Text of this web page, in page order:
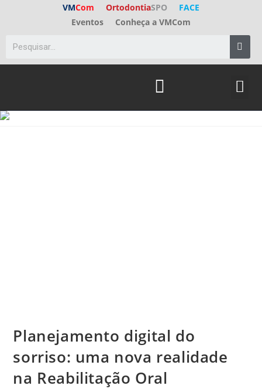
VMCom OrtodontiaSPO
FACE
Eventos
Conheça a VMCom
Planejamento digital do
sorriso: uma nova realidade
na Reabilitação Oral